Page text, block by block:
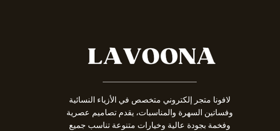
لافونا متجر إلكتروني متخصص في الأزياء النسائية
وفساتين السهرة والمناسبات، يقدم تصاميم عصرية
وفخمة بجودة عالية وخيارات متنوعة تناسب جميع